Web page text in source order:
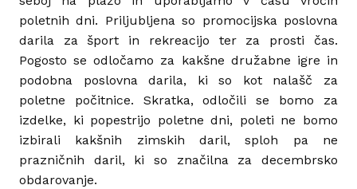
poletnih dni. Priljubljena so promocijska poslovna
darila za šport in rekreacijo ter za prosti čas.
Pogosto se odločamo za kakšne družabne igre in
podobna poslovna darila, ki so kot nalašč za
poletne počitnice. Skratka, odločili se bomo za
izdelke, ki popestrijo poletne dni, poleti ne bomo
izbirali kakšnih zimskih daril, sploh pa ne
prazničnih daril, ki so značilna za decembrsko
obdarovanje.